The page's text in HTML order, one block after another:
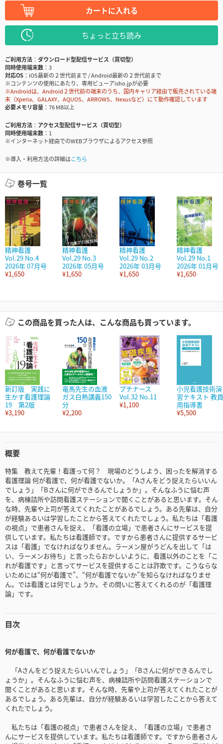
カートに入れる
ちょっと立ち読み
ご利用方法
ダウンロード型配信サービス（買切型）
同時使用端末数
3
対応OS
iOS最新の２世代前まで / Android最新の２世代前まで
※コンテンツの使用にあたり、専用ビューアisho.jpが必要
※Androidは、Android２世代前の端末のうち、国内キャリア経由で販売されている端
末（Xperia、GALAXY、AQUOS、ARROWS、Nexusなど）にて動作確認しています
必要メモリ容量
76 MB以上
ご利用方法
アクセス型配信サービス（買切型）
同時使用端末数
1
※インターネット経由でのWEBブラウザによるアクセス参照
※導入・利用方法の詳細はこちら
巻号一覧
精神看護
Vol.29 No.4
2026年 07月号
¥1,650
精神看護
Vol.29 No.3
2026年 05月号
¥1,650
精神看護
Vol.29 No.2
2026年 03月号
¥1,650
精神看護
Vol.29 No.1
2026年 01月号
¥1,650
この商品を買った人は、こんな商品も買っています。
新訂版 実践に
生かす看護理論
19 第2版
¥3,190
竜馬先生の血液
ガス白熱講義150
分
¥2,200
プチナース
Vol.32 No.11
¥1,100
小児看護技術演
習テキスト 教員
用指導書
¥5,500
概要
特集 教えて先輩！看護って何？ 現場のどうしよう、困ったを解消する
看護理論 何が看護で、何が看護でないか。「Aさんをどう捉えたらいいん
でしょう」「Bさんに何ができるんでしょうか」。そんなふうに悩む声
を、病棟詰所や訪問看護ステーションで聞くことがあると思います。そん
な時、先輩や上司が答えてくれたことがあるでしょう。ある先輩は、自分
が経験あるいは学習したことから答えてくれたでしょう。私たちは「看護
の視点」で患者さんを捉え、「看護の立場」で患者さんにサービスを提
供しています。私たちは看護師です。ですから患者さんに提供するサービ
スは「看護」でなければなりません。ラーメン屋がうどんを出して「は
い、ラーメンお待ち」と言ったらおかしいように、看護以外のことを「こ
れが看護です」と言ってサービスを提供することは詐欺です。こうならな
いためには“何が看護で”、“何が看護でないか”を知らなければなりませ
ん。では看護とは何でしょうか。その問いに答えてくれるのが「看護理
論」です。
目次
何が看護で、何が看護でないか
「Aさんをどう捉えたらいいんでしょう」「Bさんに何ができるんでし
ょうか」。そんなふうに悩む声を、病棟詰所や訪問看護ステーションで
聞くことがあると思います。そんな時、先輩や上司が答えてくれたことが
あるでしょう。ある先輩は、自分が経験あるいは学習したことから答えて
くれたでしょう。
私たちは「看護の視点」で患者さんを捉え、「看護の立場」で患者さ
んにサービスを提供しています。私たちは看護師です。ですから患者さん